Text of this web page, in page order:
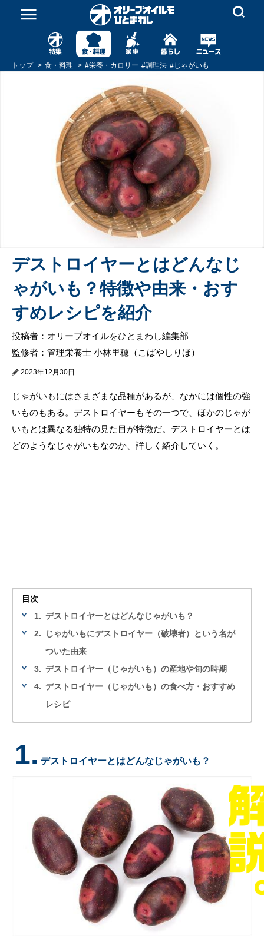
トップ 食・料理 #栄養・カロリー #調理法 #じゃがいも
デストロイヤーとはどんなじ
ゃがいも？特徴や由来・おす
すめレシピを紹介
投稿者：オリーブオイルをひとまわし編集部
監修者：管理栄養士 小林里穂（こばやしりほ）
2023年12月30日
じゃがいもにはさまざまな品種があるが、なかには個性の強
いものもある。デストロイヤーもその一つで、ほかのじゃが
いもとは異なる独特の見た目が特徴だ。デストロイヤーとは
どのようなじゃがいもなのか、詳しく紹介していく。
目次
1. デストロイヤーとはどんなじゃがいも？
2.
じゃがいもにデストロイヤー（破壊者）という名が
ついた由来
3. デストロイヤー（じゃがいも）の産地や旬の時期
4. デストロイヤー（じゃがいも）の食べ方・おすすめ
レシピ
1. デストロイヤーとはどんなじゃがいも？